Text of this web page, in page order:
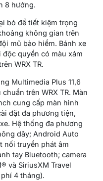
8 hướng.
bỏ để tiết kiệm trọng
không gian trên
mũ bảo hiểm. Bánh xe
quyền có màu xám
WRX TR.
Multimedia Plus 11,6
chuẩn trên WRX TR. Màn
cung cấp màn hình
đặt đa phương tiện,
Hệ thống đa phương
dây; Android Auto
nối truyền phát âm
tay Bluetooth; camera
và SiriusXM Travel
4 tháng).